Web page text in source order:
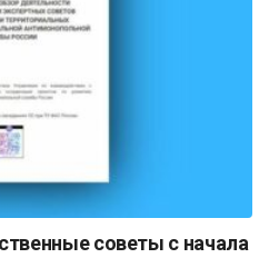
советы с начала